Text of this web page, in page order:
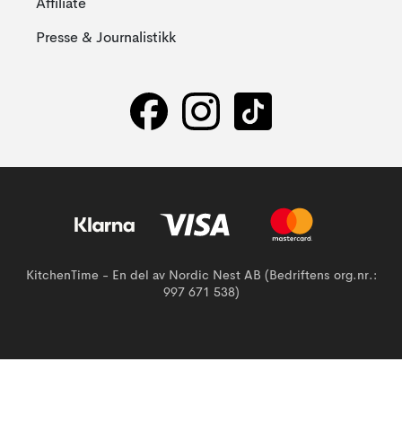
Affiliate
Presse & Journalistikk
KitchenTime - En del av Nordic Nest AB (Bedriftens org.nr.:
997 671 538)